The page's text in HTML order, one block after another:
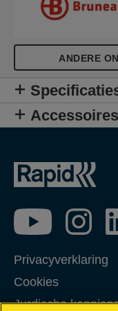
ANDERE
Privacyverklaring
Cookies
Jurdische